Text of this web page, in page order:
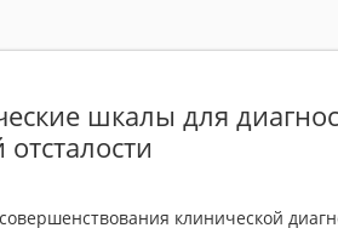
шкалы для
клинической